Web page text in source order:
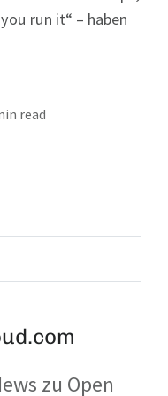
run it“ – haben
read
zu Open